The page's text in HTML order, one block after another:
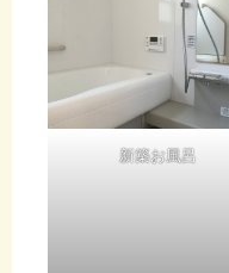
新築お風呂